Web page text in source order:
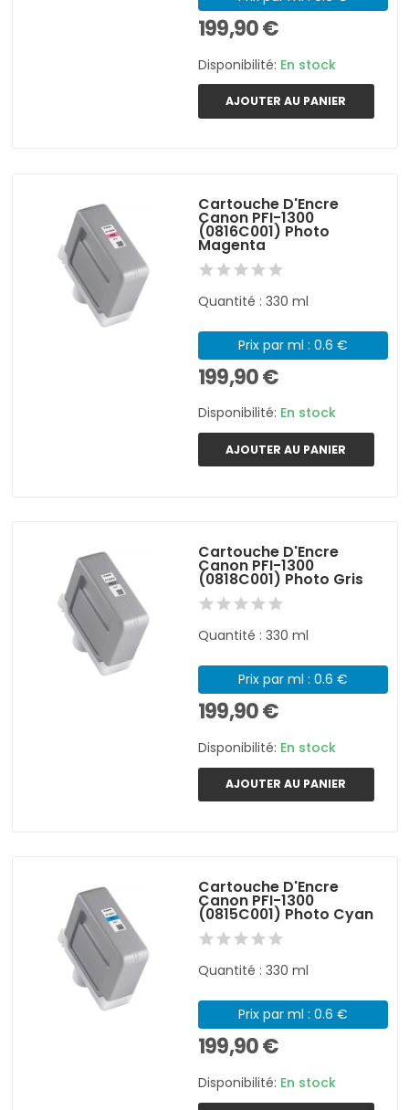
199,90 €
Disponibilité: En stock
AJOUTER AU PANIER
Cartouche D'Encre
Canon PFI-1300
(0816C001) Photo
Magenta
Quantité : 330 ml
Prix par ml : 0.6 €
199,90 €
Disponibilité: En stock
AJOUTER AU PANIER
Cartouche D'Encre
Canon PFI-1300
(0818C001) Photo Gris
Quantité : 330 ml
Prix par ml : 0.6 €
199,90 €
Disponibilité: En stock
AJOUTER AU PANIER
Cartouche D'Encre
Canon PFI-1300
(0815C001) Photo Cyan
Quantité : 330 ml
Prix par ml : 0.6 €
199,90 €
Disponibilité: En stock